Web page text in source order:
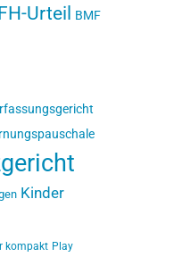
Urteil BMF
Kinder
kompakt Play